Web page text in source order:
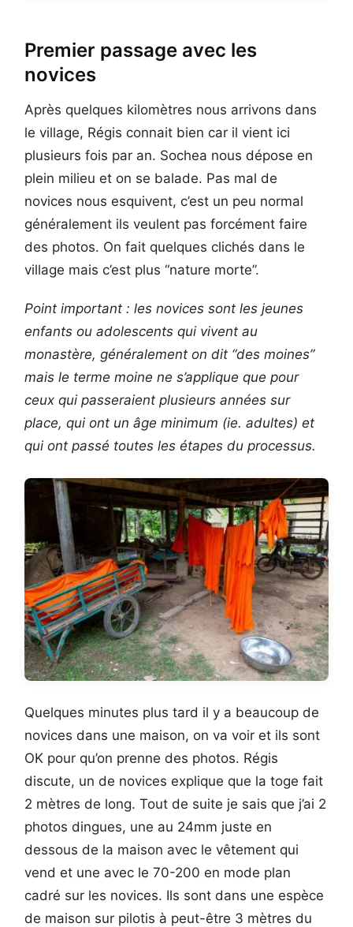
Premier passage avec les
novices
Après quelques kilomètres nous arrivons dans
le village, Régis connait bien car il vient ici
plusieurs fois par an. Sochea nous dépose en
plein milieu et on se balade. Pas mal de
novices nous esquivent, c’est un peu normal
généralement ils veulent pas forcément faire
des photos. On fait quelques clichés dans le
village mais c’est plus “nature morte”.
Point important : les novices sont les jeunes
enfants ou adolescents qui vivent au
monastère, généralement on dit “des moines”
mais le terme moine ne s’applique que pour
ceux qui passeraient plusieurs années sur
place, qui ont un âge minimum (ie. adultes) et
qui ont passé toutes les étapes du processus.
Quelques minutes plus tard il y a beaucoup de
novices dans une maison, on va voir et ils sont
OK pour qu’on prenne des photos. Régis
discute, un de novices explique que la toge fait
2 mètres de long. Tout de suite je sais que j’ai 2
photos dingues, une au 24mm juste en
dessous de la maison avec le vêtement qui
vend et une avec le 70-200 en mode plan
cadré sur les novices. Ils sont dans une espèce
de maison sur pilotis à peut-être 3 mètres du